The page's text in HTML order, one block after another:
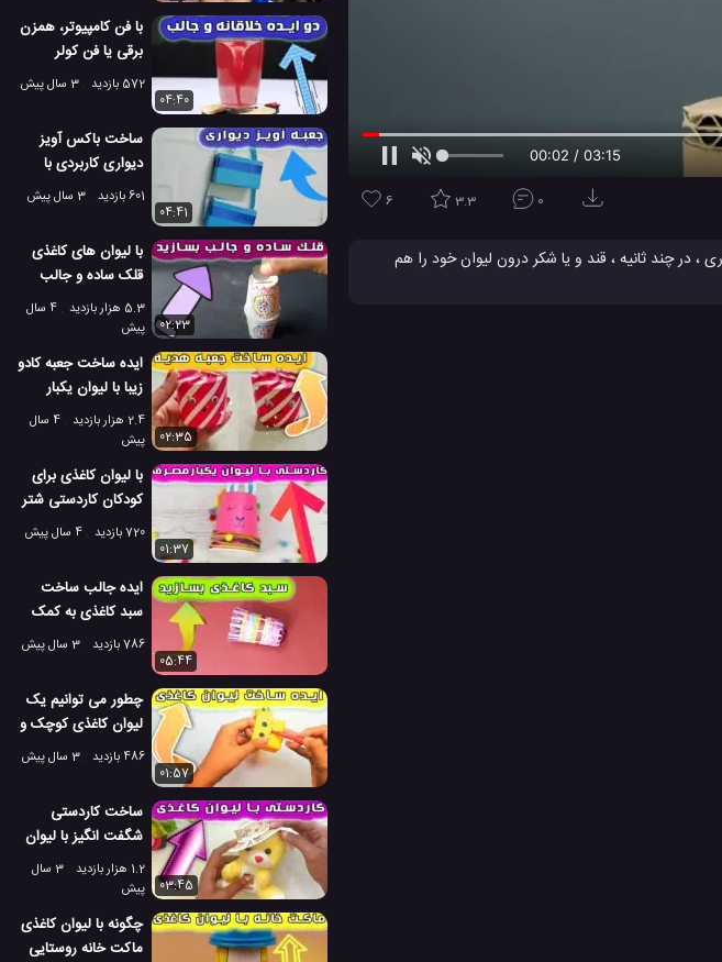
00:03 / 03:15
6 3.3 0
در چند ثانیه ، قند و یا شکر درون لیوان خود را هم
مغناطیسی قابل حملی داشته باشید تا بتوانید آن را
با فن کامپیوتر، همزن
برقی یا فن کولر
موبایل بسازید!
572 بازدید
3 سال پیش
04:40
ساخت باکس آویز
دیواری کاربردی با
جعبه چای
601 بازدید
3 سال پیش
04:41
با لیوان های کاغذی
قلک ساده و جالب
بسازید
5.3 هزار بازدید
4 سال
پیش
02:23
ایده ساخت جعبه کادو
زیبا با لیوان یکبار
مصرف
2.4 هزار بازدید
4 سال
پیش
02:35
با لیوان کاغذی برای
کودکان کاردستی شتر
لاما بسازید
720 بازدید
4 سال پیش
01:37
ایده جالب ساخت
سبد کاغذی به کمک
یک لیوان شیشه ای
786 بازدید
3 سال پیش
05:44
چطور می توانیم یک
لیوان کاغذی کوچک و
جذاب بسازیم؟
486 بازدید
3 سال پیش
01:57
ساخت کاردستی
شگفت انگیز با لیوان
های یکبارمصرف
کاغذی
1.2 هزار بازدید
3 سال
پیش
03:45
چگونه با لیوان کاغذی
ماکت خانه روستایی